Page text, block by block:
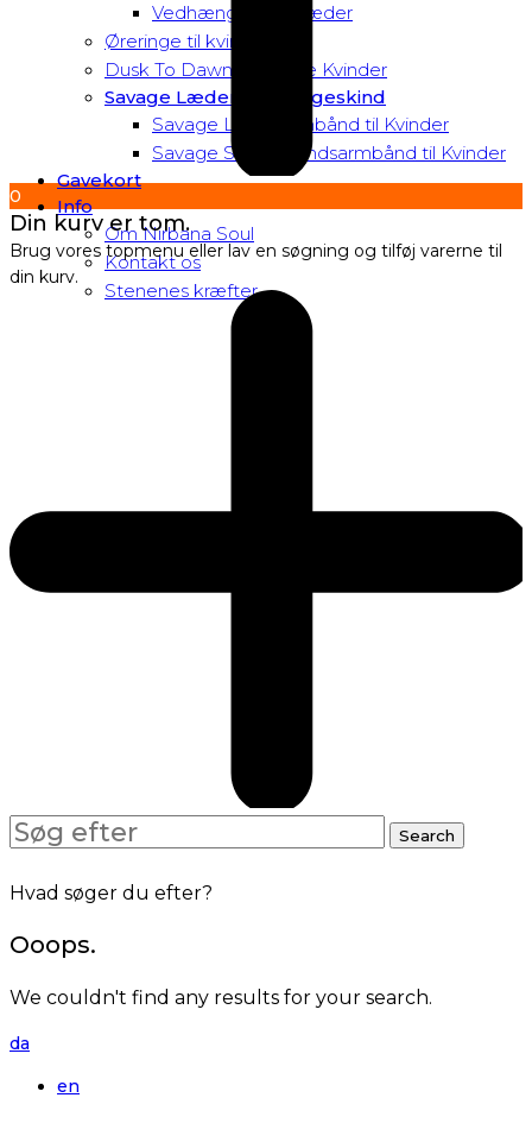
Vedhæng til halskæder
Øreringe til kvinder
Dusk To Dawn Exclusive Kvinder
Savage Læder og Slangeskind
Savage Læderarmbånd til Kvinder
Savage Slangeskindsarmbånd til Kvinder
Gavekort
Info
Om Nirbana Soul
Kontakt os
Stenenes kræfter
0
Din kurv er tom.
Brug vores topmenu eller lav en søgning og tilføj varerne til
din kurv.
Search
for:
Search
Hvad søger du efter?
Ooops.
We couldn't find any results for your search.
da
en